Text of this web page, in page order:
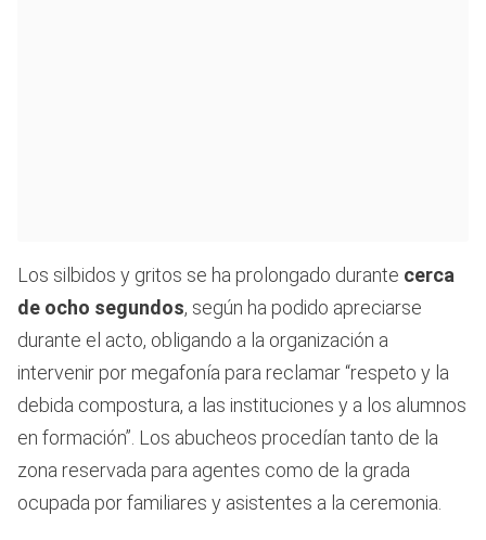
Los silbidos y gritos se ha prolongado durante cerca
de ocho segundos, según ha podido apreciarse
durante el acto, obligando a la organización a
intervenir por megafonía para reclamar “respeto y la
debida compostura, a las instituciones y a los alumnos
en formación”. Los abucheos procedían tanto de la
zona reservada para agentes como de la grada
ocupada por familiares y asistentes a la ceremonia.